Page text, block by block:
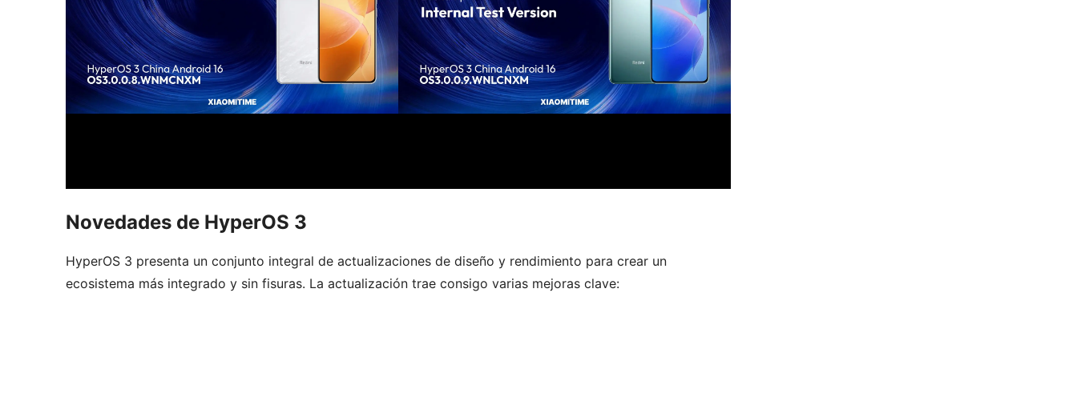
Novedades de HyperOS 3
HyperOS 3 presenta un conjunto integral de actualizaciones de diseño y rendimiento para crear un
ecosistema más integrado y sin fisuras. La actualización trae consigo varias mejoras clave: